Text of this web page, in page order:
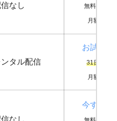
なし 無料期間な
月額990円
ンタル配信
お試し登
31日間無料
月額500円
なし
今すぐ鑑